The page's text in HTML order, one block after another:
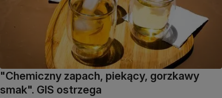
"Chemiczny zapach, piekący, gorzkawy
smak". GIS ostrzega